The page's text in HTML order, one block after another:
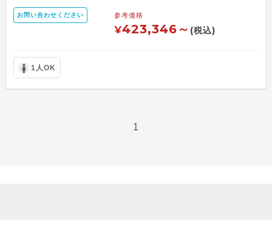
お問い合わせください 参考価格
¥423,346～ (税込)
1人OK
1